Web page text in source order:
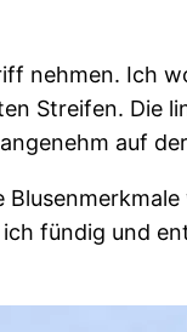
nehmen. Ich
Streifen. Die
auf
fündig und